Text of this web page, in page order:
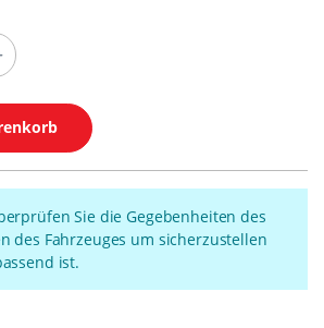
Sie die Gegebenheiten des
des Fahrzeuges um sicherzustellen
ist.